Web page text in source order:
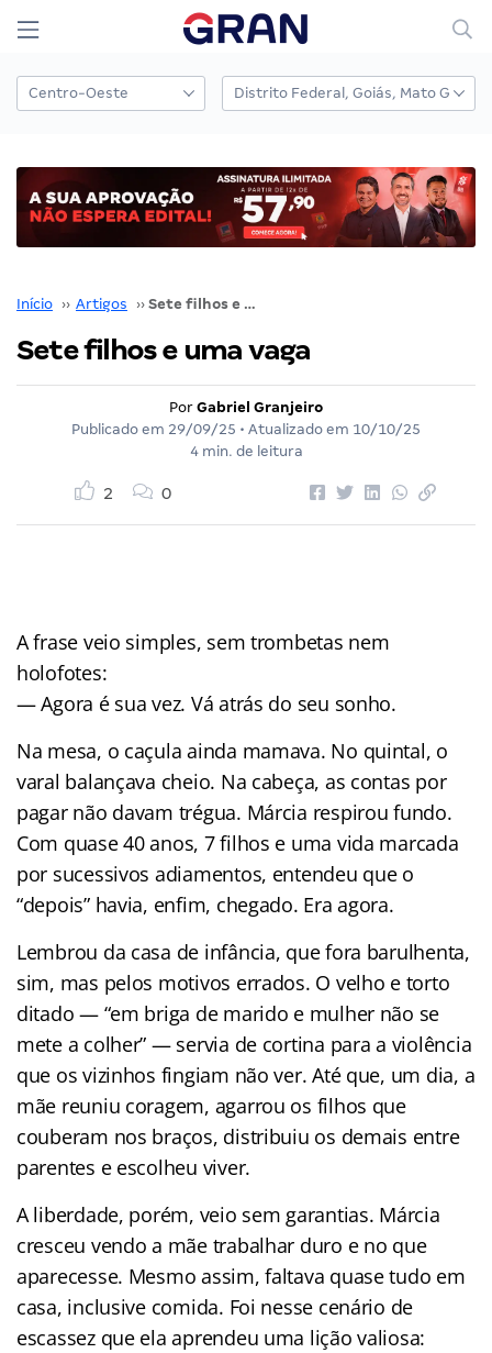
Início ›› Artigos ›› Sete filhos e uma vaga
Sete filhos e uma vaga
Por Gabriel Granjeiro
Publicado em 29/09/25 • Atualizado em 10/10/25
4 min. de leitura
2 0
A frase veio simples, sem trombetas nem
holofotes:
— Agora é sua vez. Vá atrás do seu sonho.
Na mesa, o caçula ainda mamava. No quintal, o
varal balançava cheio. Na cabeça, as contas por
pagar não davam trégua. Márcia respirou fundo.
Com quase 40 anos, 7 filhos e uma vida marcada
por sucessivos adiamentos, entendeu que o
“depois” havia, enfim, chegado. Era agora.
Lembrou da casa de infância, que fora barulhenta,
sim, mas pelos motivos errados. O velho e torto
ditado — “em briga de marido e mulher não se
mete a colher” — servia de cortina para a violência
que os vizinhos fingiam não ver. Até que, um dia, a
mãe reuniu coragem, agarrou os filhos que
couberam nos braços, distribuiu os demais entre
parentes e escolheu viver.
A liberdade, porém, veio sem garantias. Márcia
cresceu vendo a mãe trabalhar duro e no que
aparecesse. Mesmo assim, faltava quase tudo em
casa, inclusive comida. Foi nesse cenário de
escassez que ela aprendeu uma lição valiosa: